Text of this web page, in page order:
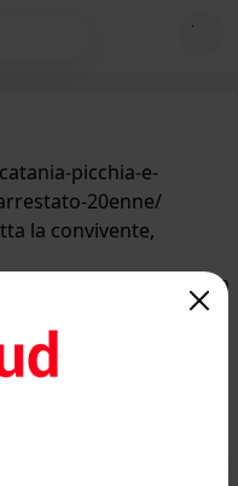
picchia-e-
20enne/
la convivente,
/50
reso impossibile
ecco come l'ha